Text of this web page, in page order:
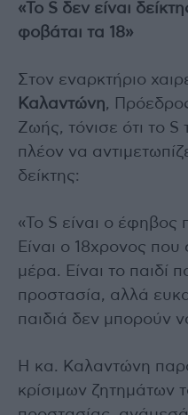
«Το S δεν είναι
φοβάται τα 18»
Στον εναρκτήριο
Καλαντώνη,
Ζωής, τόνισε ότι το S
πλέον να
δείκτης:
«Το S είναι ο
Είναι ο 18χρονος
μέρα. Είναι το παιδί
προστασία, αλλά
παιδιά δεν μπορούν
Η κα. Καλαντώνη
κρίσιμων ζητημάτων